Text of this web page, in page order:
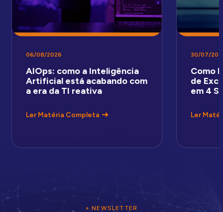
06/08/2026
AIOps: como a Inteligência
Artificial está acabando com
a era da TI reativa
Ler Matéria Completa
30/07/
Como
de
em 4
Ler
+ NEWSLETTER